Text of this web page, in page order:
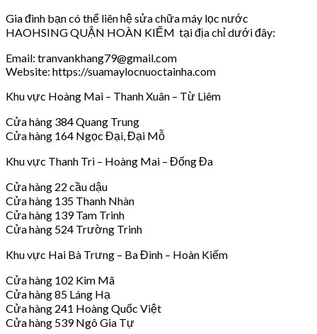
Gia đình bạn có thể liên hệ sửa chữa máy lọc nước
HAOHSING QUẬN HOÀN KIẾM tại địa chỉ dưới đây:
Email: tranvankhang79@gmail.com
Website: https://suamaylocnuoctainha.com
Khu vực Hoàng Mai – Thanh Xuân – Từ Liêm
Cửa hàng 384 Quang Trung
Cửa hàng 164 Ngọc Đại, Đại Mỗ
Khu vực Thanh Trì – Hoàng Mai – Đống Đa
Cửa hàng 22 cầu dậu
Cửa hàng 135 Thanh Nhàn
Cửa hàng 139 Tam Trinh
Cửa hàng 524 Trường Trinh
Khu vực Hai Bà Trưng – Ba Đình – Hoàn Kiếm
Cửa hàng 102 Kim Mã
Cửa hàng 85 Láng Hạ
Cửa hàng 241 Hoàng Quốc Việt
Cửa hàng 539 Ngô Gia Tự